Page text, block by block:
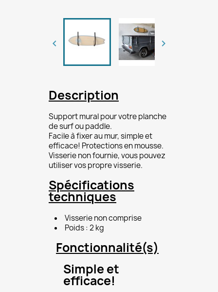
 
Description
Support mural pour votre planche
de surf ou paddle.
Facile à fixer au mur, simple et
efficace! Protections en mousse.
Visserie non fournie, vous pouvez
utiliser vos propre visserie.
Spécifications
techniques
Visserie non comprise
Poids : 2 kg
Fonctionnalité(s)
Simple et
efficace!